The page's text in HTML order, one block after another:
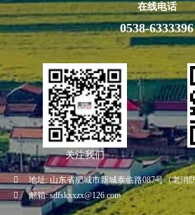
在线电话
0538-6333396
关注我们
地址: 山东省肥城市新城泰临路087号（老消
邮箱: sdfskxxzx@126.com